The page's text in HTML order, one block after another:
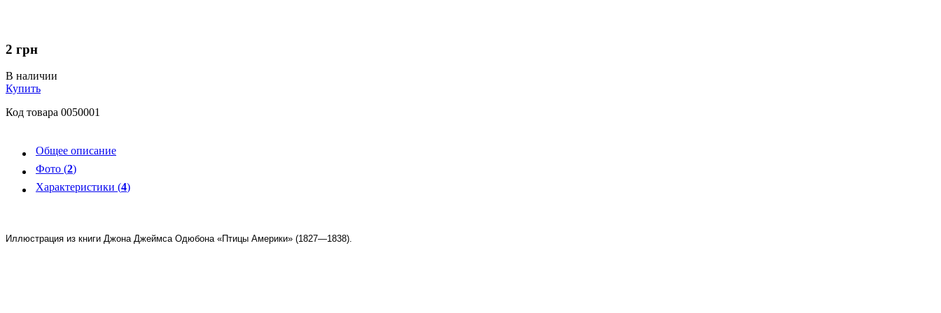
2 грн
В наличии
Купить
Код товара 0050001
Общее описание
Фото (2)
Характеристики (4)
Иллюстрация из книги Джона Джеймса Одюбона «Птицы Америки» (1827—1838).